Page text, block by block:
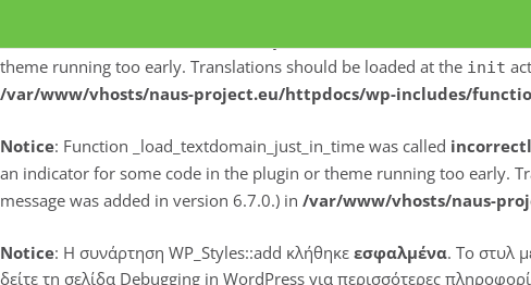
theme running too early. Translations should be loaded at the init
/var/www/vhosts/naus-project.eu/httpdocs/wp-includes/
Notice: Function _load_textdomain_just_in_time was called
an indicator for some code in the plugin or theme running too early.
message was added in version 6.7.0.) in /var/www/vhosts/naus-
Notice: Η συνάρτηση WP_Styles::add κλήθηκε εσφαλμένα. Το στυλ
δείτε τη σελίδα Debugging in WordPress για περισσότερες